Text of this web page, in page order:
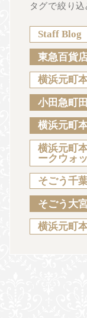
News
Sustainability
タグで絞り込
Staff Blog
東急百貨
横浜元町
小田急町
横浜元町
横浜元町
ークウォ
そごう千
そごう大
横浜元町